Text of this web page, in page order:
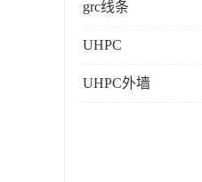
grc线条
UHPC
UHPC外墙